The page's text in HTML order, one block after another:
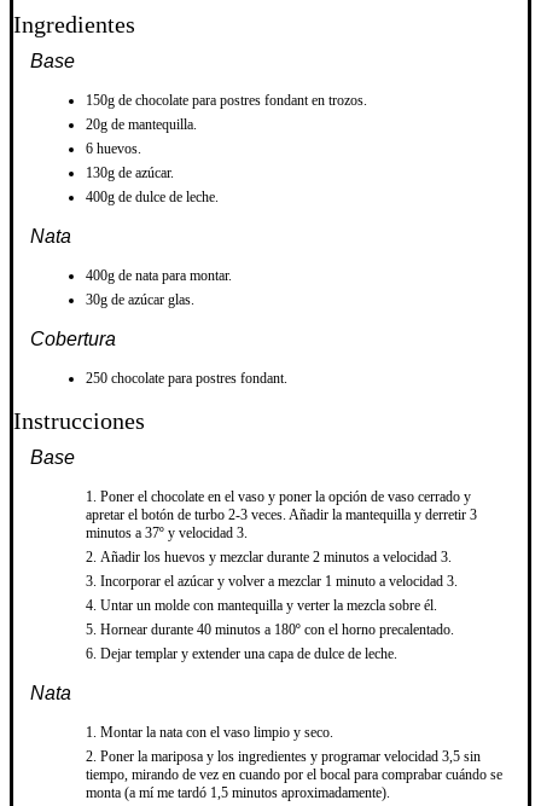
Ingredientes
Base
150g de chocolate para postres fondant en trozos.
20g de mantequilla.
6 huevos.
130g de azúcar.
400g de dulce de leche.
Nata
400g de nata para montar.
30g de azúcar glas.
Cobertura
250 chocolate para postres fondant.
Instrucciones
Base
Poner el chocolate en el vaso y poner la opción de vaso cerrado y
apretar el botón de turbo 2-3 veces. Añadir la mantequilla y derretir 3
minutos a 37º y velocidad 3.
Añadir los huevos y mezclar durante 2 minutos a velocidad 3.
Incorporar el azúcar y volver a mezclar 1 minuto a velocidad 3.
Untar un molde con mantequilla y verter la mezcla sobre él.
Hornear durante 40 minutos a 180º con el horno precalentado.
Dejar templar y extender una capa de dulce de leche.
Nata
Montar la nata con el vaso limpio y seco.
Poner la mariposa y los ingredientes y programar velocidad 3,5 sin
tiempo, mirando de vez en cuando por el bocal para comprabar cuándo se
monta (a mí me tardó 1,5 minutos aproximadamente).